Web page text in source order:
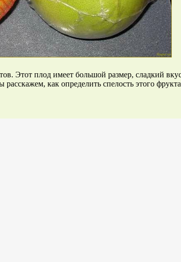
Этот плод имеет большой размер, сладкий
как определить спелость этого